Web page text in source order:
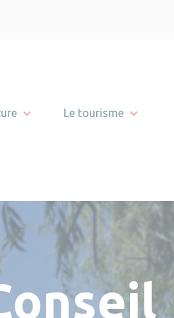
Le tourisme